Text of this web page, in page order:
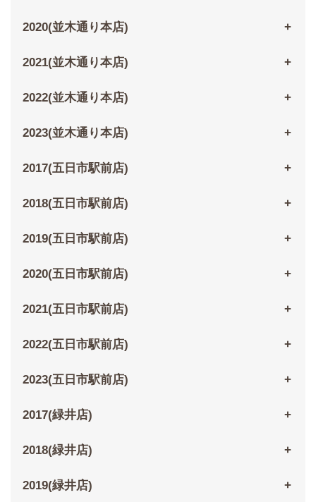
2020(並木通り本店)
2021(並木通り本店)
2022(並木通り本店)
2023(並木通り本店)
2017(五日市駅前店)
2018(五日市駅前店)
2019(五日市駅前店)
2020(五日市駅前店)
2021(五日市駅前店)
2022(五日市駅前店)
2023(五日市駅前店)
2017(緑井店)
2018(緑井店)
2019(緑井店)